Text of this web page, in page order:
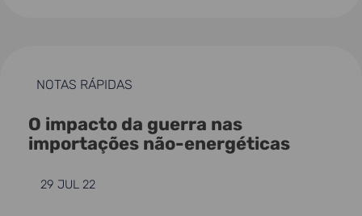
NOTAS RÁPIDAS
O impacto da guerra nas
importações não-energéticas
29 JUL 22